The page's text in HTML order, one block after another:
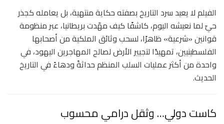
الفيلم لا يعيد سرد التاريخ بصفته حكاية منتهية، بل يعامله كجذر
حيّ لما نعيشه اليوم، كاشفًا كيف مهّدت بريطانيا، عبر منظومة
قوانين «شرعية» ظاهرًا، لسحب وثائق الملكية من أصحابها
الفلسطينيين، تمهيدًا لتجيير الأرض لصالح المهاجرين اليهود، في
واحدة من أكثر عمليات السلب المنظم حداثةً ودهاءً في التاريخ
الحديث.
كاست دولي… وثقل درامي محسوب